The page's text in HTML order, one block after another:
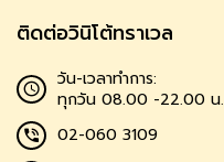
ติดต่อวินิโต้ทราเวล
วัน-เวลาทำการ:
ทุกวัน 08.00 -22.00 น.
02-060 3109